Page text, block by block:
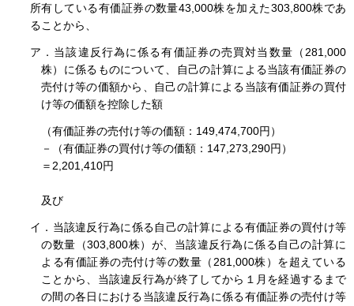
所有している有価証券の数量43,000株を加えた303,800株であ
ることから、
ア．当該違反行為に係る有価証券の売買対当数量（281,000
株）に係るものについて、自己の計算による当該有価証券の
売付け等の価額から、自己の計算による当該有価証券の買付
け等の価額を控除した額
（有価証券の売付け等の価額：149,474,700円）
－（有価証券の買付け等の価額：147,273,290円）
＝2,201,410円
及び
イ．当該違反行為に係る自己の計算による有価証券の買付け等
の数量（303,800株）が、当該違反行為に係る自己の計算に
よる有価証券の売付け等の数量（281,000株）を超えている
ことから、当該違反行為が終了してから１月を経過するまで
の間の各日における当該違反行為に係る有価証券の売付け等